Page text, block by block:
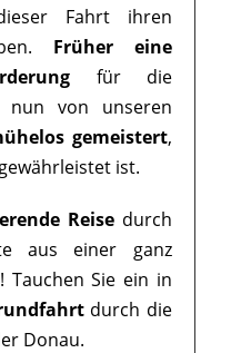
Fahrt ihren
Früher eine
für die
nun von unseren
gemeistert,
ist.
Reisedurch
aus einer ganz
Tauchen Sie ein in
durch die
Donau.